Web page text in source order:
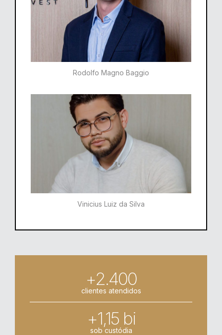
Rodolfo Magno Baggio​​
Vinicius Luiz da Silva
+2.400
clientes atendidos
+1,15 bi
sob custódia